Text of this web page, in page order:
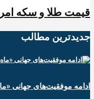
قیمت طلا و سکه امروز چهارشنبه 14مرداد/
جدیدترین‌ مطالب
ادامه موفقیت‌های جهانی